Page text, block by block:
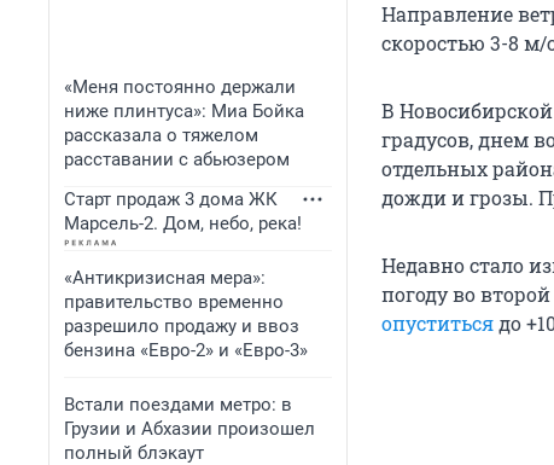
«Меня постоянно держали
ниже плинтуса»: Миа Бойка
рассказала о тяжелом
расставании с абьюзером
Старт продаж 3 дома ЖК
Марсель-2. Дом, небо, река!
«Антикризисная мера»:
правительство временно
разрешило продажу и ввоз
бензина «Евро-2» и «Евро-3»
Встали поездами метро: в
Грузии и Абхазии произошел
полный блэкаут
Направление
скоростью 3-8 м/
В
градусов, днем
отдельных
дожди и грозы.
Недавно стало
погоду во
опуститьсядо